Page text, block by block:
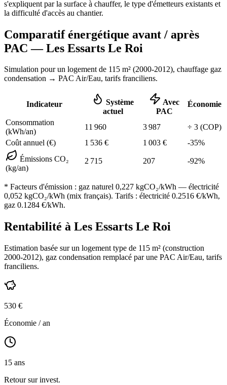
s'expliquent par la surface à chauffer, le type d'émetteurs existants et
la difficulté d'accès au chantier.
Comparatif énergétique avant / après
PAC —Les Essarts Le Roi
Simulation pour un logement de 115 m² (2000-2012), chauffage gaz
condensation → PAC Air/Eau, tarifs franciliens.
Indicateur
Système
actuel
Avec
PAC
Économie
Consommation
(kWh/an)
11 960 3 987 ÷ 3 (COP)
Coût annuel (€)
1 536 € 1 003 € -35%
Émissions CO₂
(kg/an)
2 715 207 -92%
* Facteurs d'émission : gaz naturel 0,227 kgCO₂/kWh — électricité
0,052 kgCO₂/kWh (mix français). Tarifs : électricité 0.2516 €/kWh,
gaz 0.1284 €/kWh.
Rentabilité à Les Essarts Le Roi
Estimation basée sur un logement type de 115 m² (construction
2000-2012), gaz condensation remplacé par une PAC Air/Eau, tarifs
franciliens.
530 €
Économie / an
15 ans
Retour sur invest.